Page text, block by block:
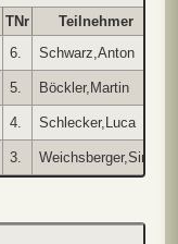
TNr Teilnehmer
6. Schwarz,Anton
5. Böckler,Martin
4. Schlecker,Luca
3. Weichsberger,Sim